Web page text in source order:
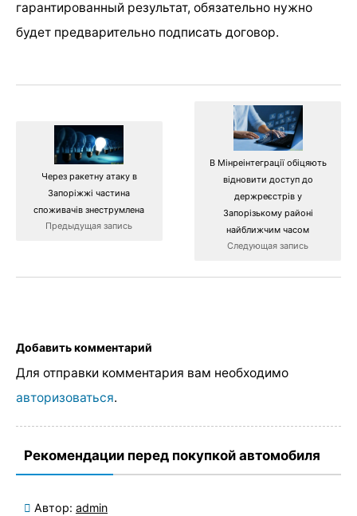
гарантированный результат, обязательно нужно
будет предварительно подписать договор.
Через ракетну атаку в
Запоріжжі частина
споживачів знеструмлена
Предыдущая запись
В Мінреінтеграції обіцяють
відновити доступ до
держреєстрів у
Запорізькому районі
найближчим часом
Следующая запись
Добавить комментарий
Для отправки комментария вам необходимо
авторизоваться.
Рекомендации перед покупкой автомобиля
Автор: admin